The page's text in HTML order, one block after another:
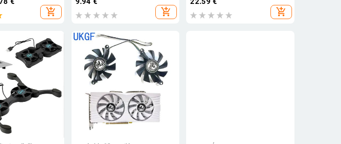
1060 GTX 980 CPU
add_shopping_cart add_shopping_cart add_shopping_cart